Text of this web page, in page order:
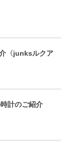
〈junksルクア
計のご紹介